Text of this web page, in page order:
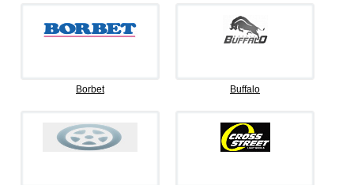
Borbet Buffalo